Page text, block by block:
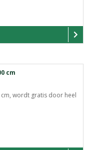
cm
cm, wordt gratis door heel